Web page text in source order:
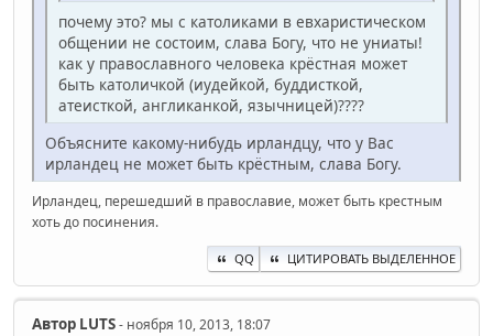
почему это? мы с католиками в евхаристическом
общении не состоим, слава Богу, что не униаты!
как у православного человека крёстная может
быть католичкой (иудейкой, буддисткой,
атеисткой, англиканкой, язычницей)????
Объясните какому-нибудь ирландцу, что у Вас
ирландец не может быть крёстным, слава Богу.
Ирландец, перешедший в православие, может быть крестным
хоть до посинения.
QQ ЦИТИРОВАТЬ ВЫДЕЛЕННОЕ
Автор LUTS- ноября 10, 2013, 18:07